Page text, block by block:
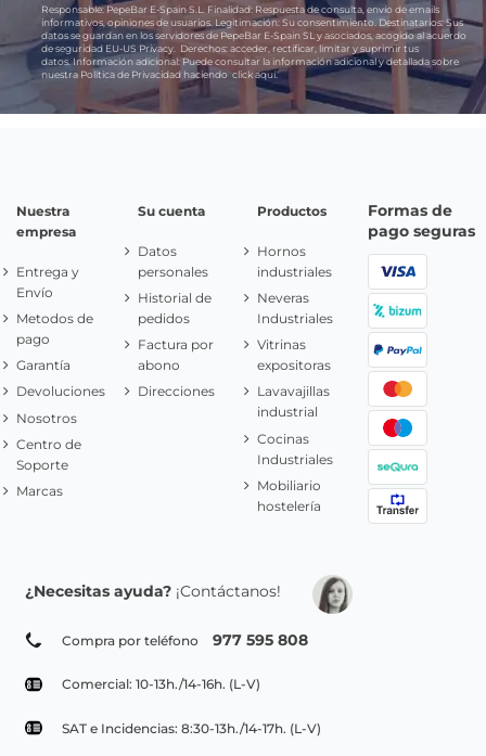
Responsable:PepeBar E-Spain S.L. Finalidad: Respuesta de consulta, envío de emails
informativos, opiniones de usuarios. Legitimación: Su consentimiento. Destinatarios:Sus
datos se guardan en los servidores de PepeBar E-Spain SL y asociados, acogido al acuerdo
de seguridad EU-US Privacy.
Derechos: acceder, rectificar, limitar y suprimir tus
datos.Información adicional:Puede consultar la información adicional y detallada sobre
nuestra Política de Privacidad haciendoclick aquí.
Nuestra
empresa
Entrega y
Envío
Metodos de
pago
Garantía
Devoluciones
Nosotros
Centro de
Soporte
Marcas
Su cuenta
Datos
personales
Historial de
pedidos
Factura por
abono
Direcciones
Productos
Hornos
industriales
Neveras
Industriales
Vitrinas
expositoras
Lavavajillas
industrial
Cocinas
Industriales
Mobiliario
hostelería
Formas de
pago seguras
¿Necesitas ayuda? ¡Contáctanos!
Compra por teléfono 977 595 808
Comercial: 10-13h./14-16h. (L-V)
SAT e Incidencias: 8:30-13h./14-17h. (L-V)